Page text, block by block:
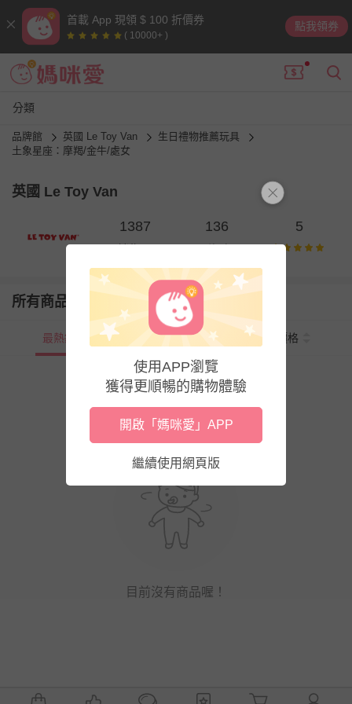
首載 App 現領 $ 100 折價券
( 10000+ )
點我領券
分類
品牌館 英國 Le Toy Van
生日禮物推薦玩具
土象星座：摩羯/金牛/處女
英國 Le Toy Van
1387 136 5
所有商品
最熱銷 新上市 價格
目前沒有商品喔！
使用APP瀏覽
獲得更順暢的購物體驗
開啟「媽咪愛」APP
繼續使用網頁版